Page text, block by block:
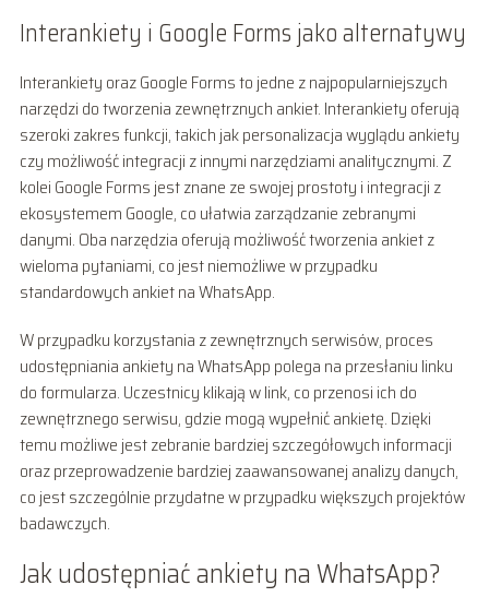
Interankiety i Google Forms jako alternatywy
Interankiety oraz Google Forms to jedne z najpopularniejszych
narzędzi do tworzenia zewnętrznych ankiet. Interankiety oferują
szeroki zakres funkcji, takich jak personalizacja wyglądu ankiety
czy możliwość integracji z innymi narzędziami analitycznymi. Z
kolei Google Forms jest znane ze swojej prostoty i integracji z
ekosystemem Google, co ułatwia zarządzanie zebranymi
danymi. Oba narzędzia oferują możliwość tworzenia ankiet z
wieloma pytaniami, co jest niemożliwe w przypadku
standardowych ankiet na WhatsApp.
W przypadku korzystania z zewnętrznych serwisów, proces
udostępniania ankiety na WhatsApp polega na przesłaniu linku
do formularza. Uczestnicy klikają w link, co przenosi ich do
zewnętrznego serwisu, gdzie mogą wypełnić ankietę. Dzięki
temu możliwe jest zebranie bardziej szczegółowych informacji
oraz przeprowadzenie bardziej zaawansowanej analizy danych,
co jest szczególnie przydatne w przypadku większych projektów
badawczych.
Jak udostępniać ankiety na WhatsApp?